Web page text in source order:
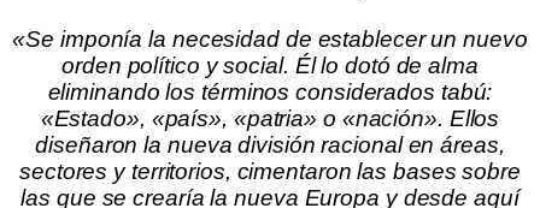
«Se imponía la necesidad de establecer un nuevo
orden político y social. Él lo dotó de alma
eliminando los términos considerados tabú:
«Estado», «país», «patria» o «nación». Ellos
diseñaron la nueva división racional en áreas,
sectores y territorios, cimentaron las bases sobre
las que se crearía la nueva Europa y desde aquí